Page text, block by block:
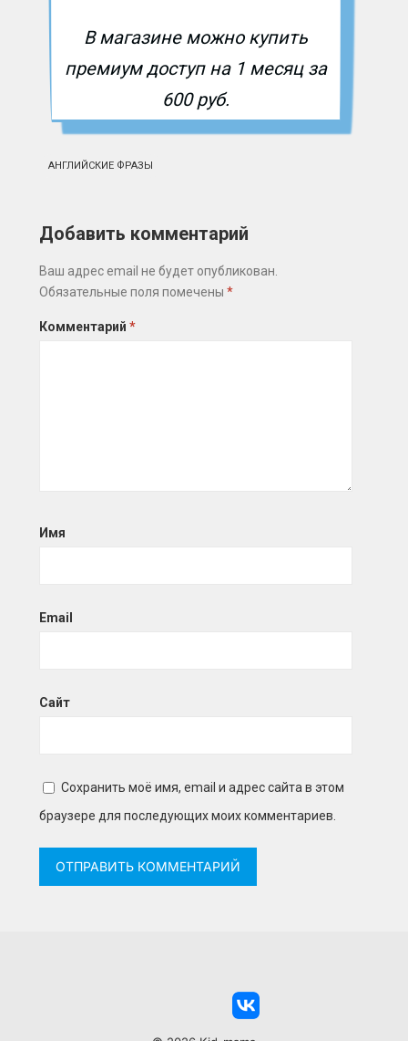
В магазине можно купить
премиум доступ на 1 месяц за
600 руб.
АНГЛИЙСКИЕ ФРАЗЫ
Добавить комментарий
Ваш адрес email не будет опубликован.
Обязательные поля помечены*
Комментарий*
Имя
Email
Сайт
Сохранить моё имя, email и адрес сайта в этом
браузере для последующих моих комментариев.